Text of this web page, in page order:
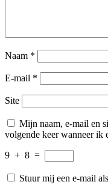
Naam *
E-mail *
Site
Mijn naam, e-mail en
volgende keer wanneer ik
9 + 8 =
Stuur mij een e-mail